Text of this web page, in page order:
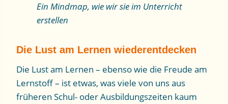
Ein Mindmap, wie wir sie im Unterricht
erstellen
Die Lust am Lernen wiederentdecken
Die Lust am Lernen – ebenso wie die Freude am
Lernstoff – ist etwas, was viele von uns aus
früheren Schul- oder Ausbildungszeiten kaum